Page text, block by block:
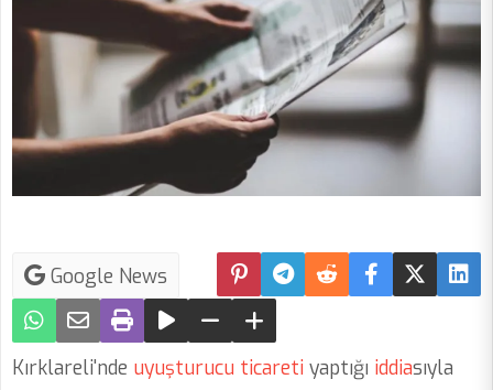
Google News
Kırklareli'nde uyuşturucu ticareti yaptığı iddiasıyla